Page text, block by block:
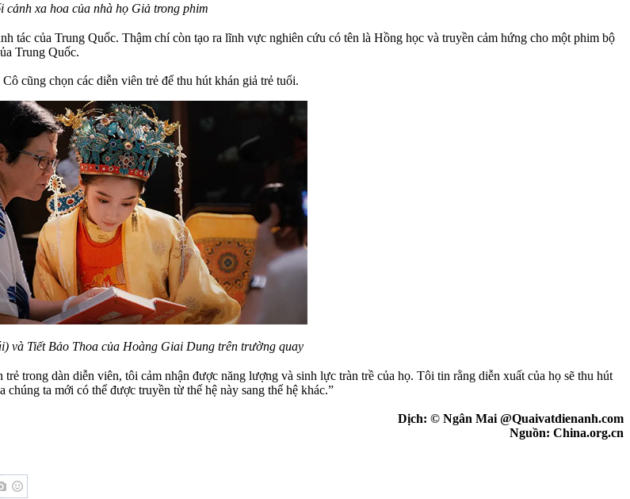
cảnh xa hoa của nhà họ Giả trong phim
tác của Trung Quốc. Thậm chí còn tạo ra lĩnh vực nghiên cứu có tên là Hồng học và truyền cảm hứng cho một phim bộ
Trung Quốc.
cũng chọn các diễn viên trẻ để thu hút khán giả trẻ tuổi.
và Tiết Bảo Thoa của Hoàng Giai Dung trên trường quay
trong dàn diễn viên, tôi cảm nhận được năng lượng và sinh lực tràn trề của họ. Tôi tin rằng diễn xuất của họ sẽ thu hút
ta mới có thể được truyền từ thế hệ này sang thế hệ khác.”
Dịch: © Ngân Mai @Quaivatdienanh.com
Nguồn: China.org.cn